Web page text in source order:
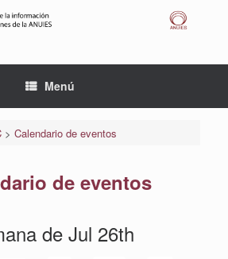
Menú
> Calendario de eventos
de eventos
de Jul 26th